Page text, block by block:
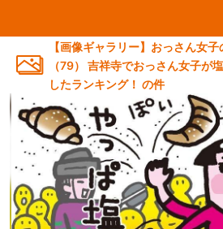
【画像ギャラリー】おっさん女
（79） 吉祥寺でおっさん女子が
したランキング！ の件